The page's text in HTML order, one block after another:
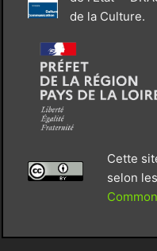
de la Culture.
Cette
selon